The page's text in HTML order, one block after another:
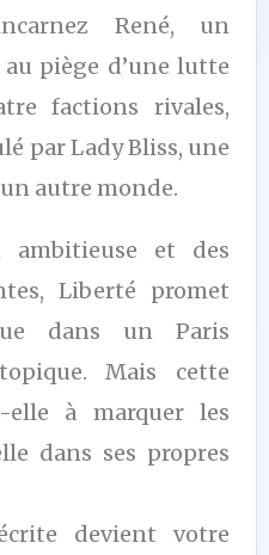
René, un
piège d’une lutte
factions rivales,
par Lady Bliss, une
autre monde.
ambitieuse et des
Liberté promet
dans un Paris
Mais cette
elle à marquer les
dans ses propres
devient votre